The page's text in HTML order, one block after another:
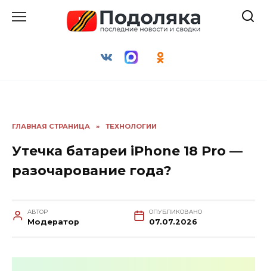
ГЛАВНАЯ СТРАНИЦА » ТЕХНОЛОГИИ
Утечка батареи iPhone 18 Pro —
разочарование года?
АВТОР
Модератор
ОПУБЛИКОВАНО
07.07.2026